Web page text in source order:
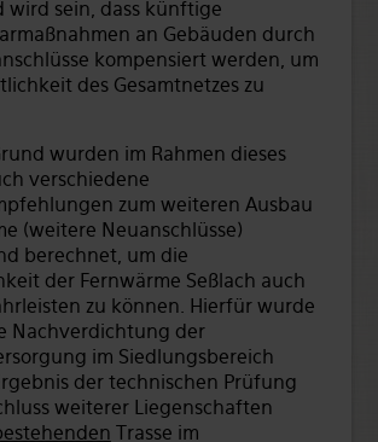
wird sein, dass künftige
an Gebäuden durch
kompensiert werden, um
des Gesamtnetzes zu
wurden im Rahmen dieses
verschiedene
zum weiteren Ausbau
(weitere Neuanschlüsse)
berechnet, um die
der Fernwärme Seßlach auch
zu können. Hierfür wurde
Nachverdichtung der
im Siedlungsbereich
der technischen Prüfung
weiterer Liegenschaften
Trasse im